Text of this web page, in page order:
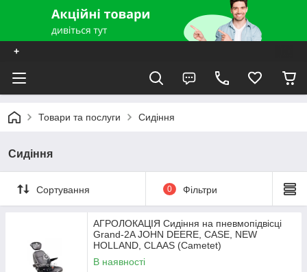
+
Товари та послуги Сидіння
Сидіння
Сортування 0 Фільтри
АГРОЛОКАЦІЯ Сидіння на пневмопідвісці
Grand-2A JOHN DEERE, CASE, NEW
HOLLAND, CLAAS (Cametet)
В наявності